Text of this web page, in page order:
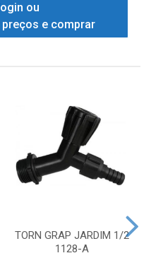
ou
e comprar
TORN GRAP JARDIM 1/2
1128-A